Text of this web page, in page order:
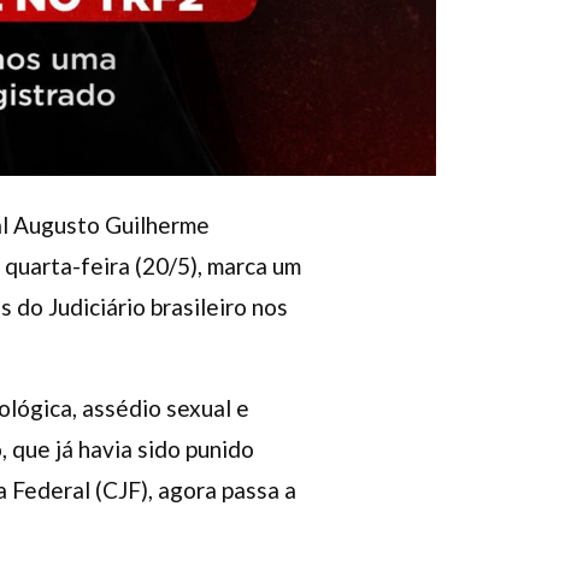
Augusto Guilherme
feira (20/5), marca um
do Judiciário brasileiro nos
assédio sexual e
já havia sido punido
(CJF), agora passa a